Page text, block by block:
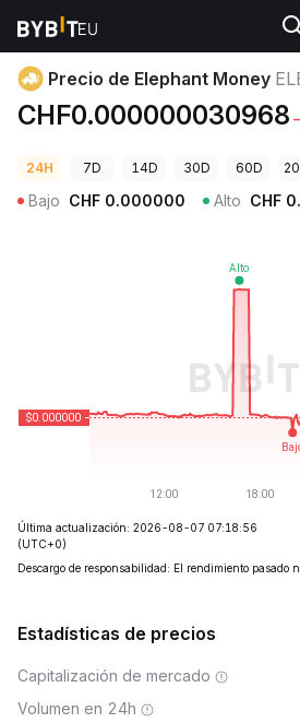
Precios de Criptomonedas Precio de
Precio de Elephant Money
CHF0.000000030968
24H 7D 14D 30D 60D
Bajo CHF 0.000000 Alto CHF
Última actualización: 2026-08-07 07:18:56
(UTC+0)
Descargo de responsabilidad: El rendimiento pasado
Estadísticas de precios
Capitalización de mercado
Volumen en 24h